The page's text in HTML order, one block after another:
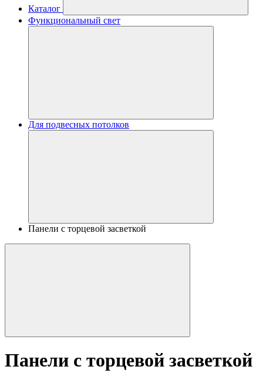
Каталог
Функциональный свет
Для подвесных потолков
Панели с торцевой засветкой
Панели с торцевой засветкой